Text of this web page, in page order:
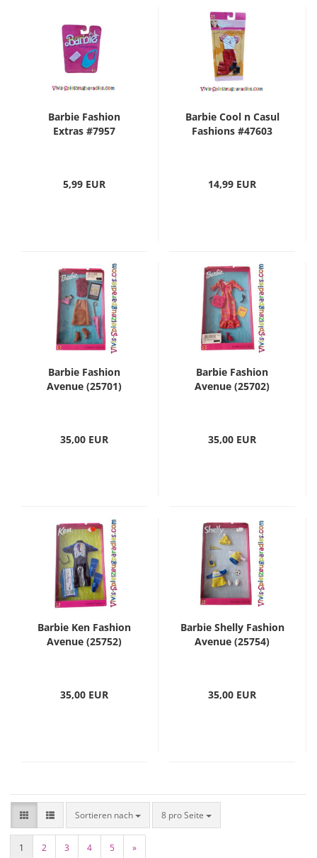
Barbie Fashion
Extras #7957
5,99 EUR
Barbie Cool n Casul
Fashions #47603
14,99 EUR
Barbie Fashion
Avenue (25701)
35,00 EUR
Barbie Fashion
Avenue (25702)
35,00 EUR
Barbie Ken Fashion
Avenue (25752)
35,00 EUR
Barbie Shelly Fashion
Avenue (25754)
35,00 EUR
Sortieren nach 8 pro Seite
1 2 3 4 5 »